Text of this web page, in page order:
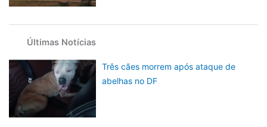
Últimas Notícias
Três cães morrem após ataque de
abelhas no DF